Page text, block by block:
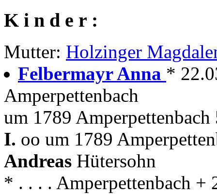
K i n d e r :
Mutter: Holzinger
Felbermayr Anna *
Amperpettenbach
um 1789
I. oo um 1789
Andreas Hütersohn
* . . . . Amperpettenbach +